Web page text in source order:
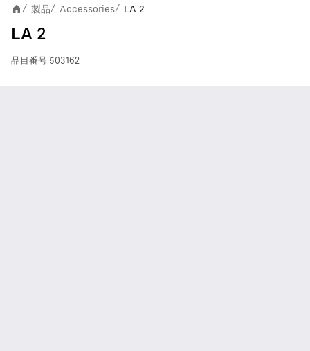
/ 製品/ Accessories/ LA 2
LA 2
品目番号 503162